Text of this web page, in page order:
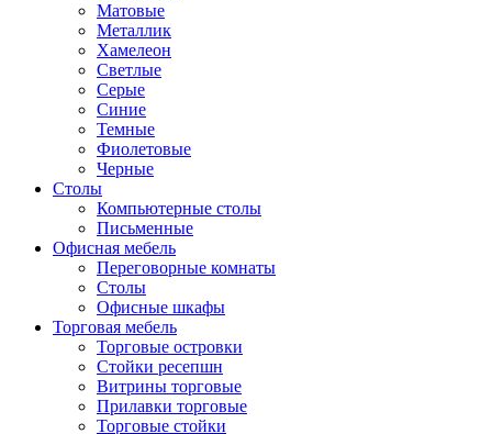
Матовые
Металлик
Хамелеон
Светлые
Серые
Синие
Темные
Фиолетовые
Черные
Столы
Компьютерные столы
Письменные
Офисная мебель
Переговорные комнаты
Столы
Офисные шкафы
Торговая мебель
Торговые островки
Стойки ресепшн
Витрины торговые
Прилавки торговые
Торговые стойки